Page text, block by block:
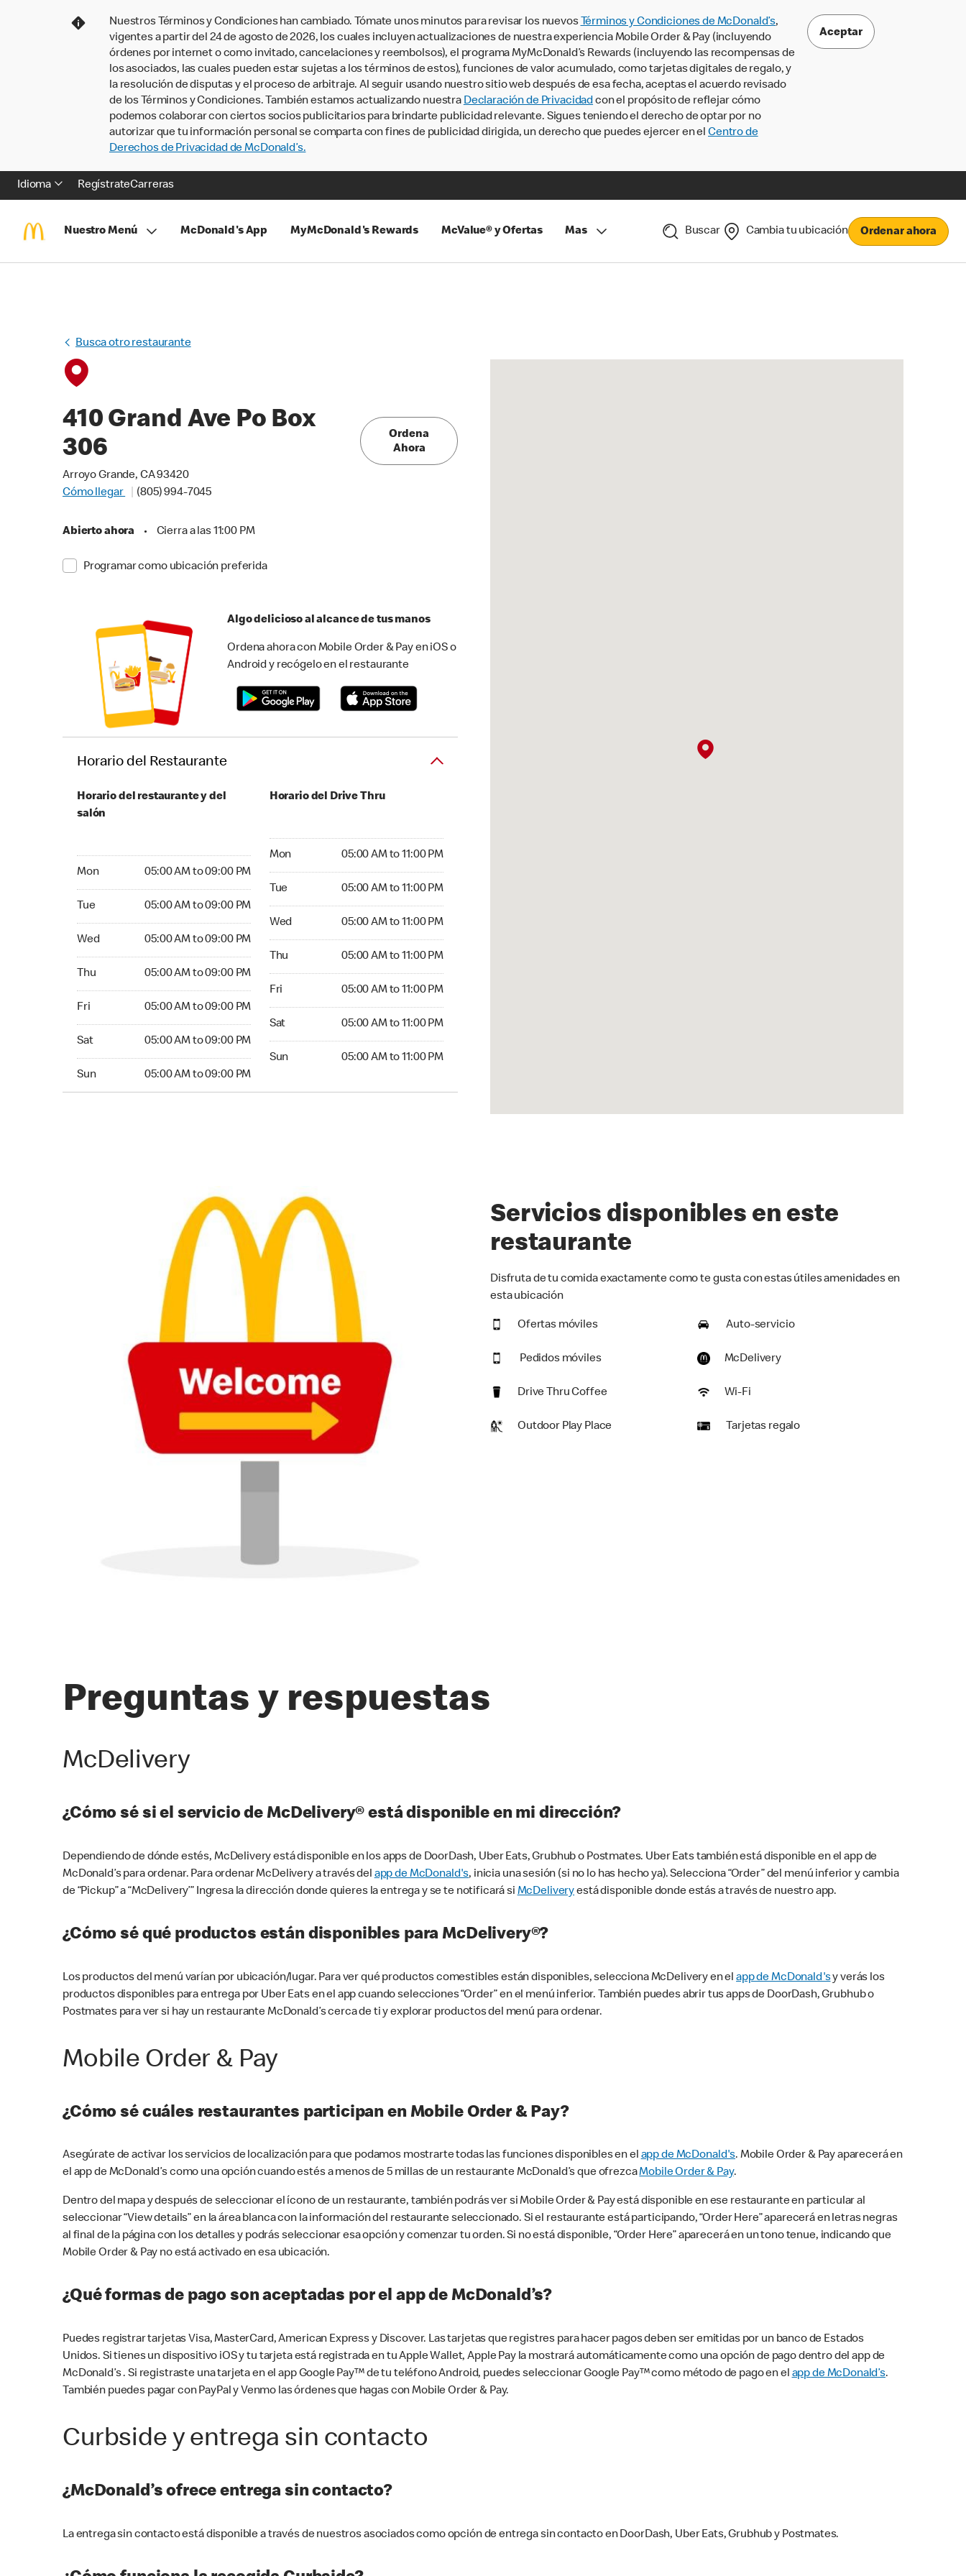
Nuestros Términos y Condiciones han cambiado. Tómate unos minutos para revisar los nuevos Términos y Condiciones de McDonald’s,
vigentes a partir del 24 de agosto de 2026, los cuales incluyen actualizaciones de nuestra experiencia Mobile Order & Pay (incluyendo
órdenes por internet o como invitado, cancelaciones y reembolsos), el programa MyMcDonald’s Rewards (incluyendo las recompensas de
los asociados, las cuales pueden estar sujetas a los términos de estos), funciones de valor acumulado, como tarjetas digitales de regalo, y
la resolución de disputas y el proceso de arbitraje. Al seguir usando nuestro sitio web después de esa fecha, aceptas el acuerdo revisado
de los Términos y Condiciones. También estamos actualizando nuestra Declaración de Privacidadcon el propósito de reflejar cómo
podemos colaborar con ciertos socios publicitarios para brindarte publicidad relevante. Sigues teniendo el derecho de optar por no
autorizar que tu información personal se comparta con fines de publicidad dirigida, un derecho que puedes ejercer en el Centro de
Derechos de Privacidad de McDonald’s.
Aceptar
Idioma RegístrateCarreras
Nuestro Menú McDonald's App MyMcDonald's Rewards McValue® y Ofertas Mas Buscar Cambia tu ubicación Ordenar ahora
Busca otro restaurante
410 Grand Ave Po Box
306
Arroyo Grande, CA 93420
Cómo llegar
(805) 994-7045
Abierto ahora • Cierra a las 11:00 PM
Programar como ubicación preferida
Ordena
Ahora
Algo delicioso al alcance de tus manos
Ordena ahora con Mobile Order & Pay en iOS o
Android y recógelo en el restaurante
Horario del Restaurante
Horario del restaurante y del
salón
Mon 05:00 AM to 09:00 PM
Tue 05:00 AM to 09:00 PM
Wed 05:00 AM to 09:00 PM
Thu 05:00 AM to 09:00 PM
Fri 05:00 AM to 09:00 PM
Sat 05:00 AM to 09:00 PM
Sun 05:00 AM to 09:00 PM
Horario del Drive Thru
Mon 05:00 AM to 11:00 PM
Tue 05:00 AM to 11:00 PM
Wed 05:00 AM to 11:00 PM
Thu 05:00 AM to 11:00 PM
Fri 05:00 AM to 11:00 PM
Sat 05:00 AM to 11:00 PM
Sun 05:00 AM to 11:00 PM
Servicios disponibles en este
restaurante
Disfruta de tu comida exactamente como te gusta con estas útiles amenidades en
esta ubicación
Ofertas móviles Auto-servicio
Pedidos móviles McDelivery
Drive Thru Coffee Wi-Fi
Outdoor Play Place Tarjetas regalo
Preguntas y respuestas
McDelivery
¿Cómo sé si el servicio de McDelivery® está disponible en mi dirección?
Dependiendo de dónde estés, McDelivery está disponible en los apps de DoorDash, Uber Eats, Grubhub o Postmates. Uber Eats también está disponible en el app de
McDonald’s para ordenar. Para ordenar McDelivery a través del app de McDonald's, inicia una sesión (si no lo has hecho ya). Selecciona “Order” del menú inferior y cambia
de “Pickup” a “McDelivery’” Ingresa la dirección donde quieres la entrega y se te notificará si McDeliveryestá disponible donde estás a través de nuestro app.
¿Cómo sé qué productos están disponibles para McDelivery®?
Los productos del menú varían por ubicación/lugar. Para ver qué productos comestibles están disponibles, selecciona McDelivery en elapp de McDonald'sy verás los
productos disponibles para entrega por Uber Eats en el app cuando selecciones “Order” en el menú inferior. También puedes abrir tus apps de DoorDash, Grubhub o
Postmates para ver si hay un restaurante McDonald’s cerca de ti y explorar productos del menú para ordenar.
Mobile Order & Pay
¿Cómo sé cuáles restaurantes participan en Mobile Order & Pay?
Asegúrate de activar los servicios de localización para que podamos mostrarte todas las funciones disponibles en elapp de McDonald's. Mobile Order & Pay aparecerá en
el app de McDonald’s como una opción cuando estés a menos de 5 millas de un restaurante McDonald’s que ofrezcaMobile Order & Pay.
Dentro del mapa y después de seleccionar el ícono de un restaurante, también podrás ver si Mobile Order & Pay está disponible en ese restaurante en particular al
seleccionar “View details” en la área blanca con la información del restaurante seleccionado. Si el restaurante está participando, “Order Here” aparecerá en letras negras
al final de la página con los detalles y podrás seleccionar esa opción y comenzar tu orden. Si no está disponible, “Order Here” aparecerá en un tono tenue, indicando que
Mobile Order & Pay no está activado en esa ubicación.
¿Qué formas de pago son aceptadas por el app de McDonald’s?
Puedes registrar tarjetas Visa, MasterCard, American Express y Discover. Las tarjetas que registres para hacer pagos deben ser emitidas por un banco de Estados
Unidos. Si tienes un dispositivo iOS y tu tarjeta está registrada en tu Apple Wallet, Apple Pay la mostrará automáticamente como una opción de pago dentro del app de
McDonald’s . Si registraste una tarjeta en el app Google Pay™ de tu teléfono Android, puedes seleccionar Google Pay™ como método de pago en elapp de McDonald’s.
También puedes pagar con PayPal y Venmo las órdenes que hagas con Mobile Order & Pay.
Curbside y entrega sin contacto
¿McDonald’s ofrece entrega sin contacto?
La entrega sin contacto está disponible a través de nuestros asociados como opción de entrega sin contacto en DoorDash, Uber Eats, Grubhub y Postmates.